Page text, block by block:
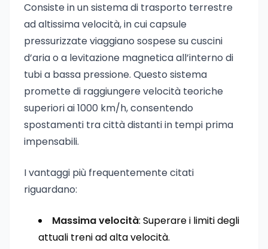
Consiste in un sistema di trasporto terrestre
ad altissima velocità, in cui capsule
pressurizzate viaggiano sospese su cuscini
d’aria o a levitazione magnetica all’interno di
tubi a bassa pressione. Questo sistema
promette di raggiungere velocità teoriche
superiori ai 1000 km/h, consentendo
spostamenti tra città distanti in tempi prima
impensabili.
I vantaggi più frequentemente citati
riguardano:
Massima velocità: Superare i limiti degli
attuali treni ad alta velocità.